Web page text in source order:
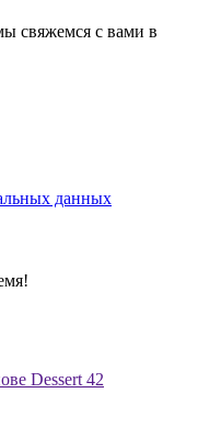
свяжемся с вами в
данных
Dessert 42